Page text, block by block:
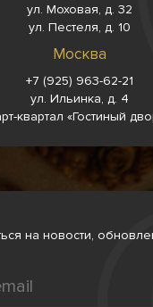
ул. Моховая, д. 32
ул. Пестеля, д. 10
Москва
+7 (925) 963-62-21
ул. Ильинка, д. 4
квартал «Гостиный
на новости,